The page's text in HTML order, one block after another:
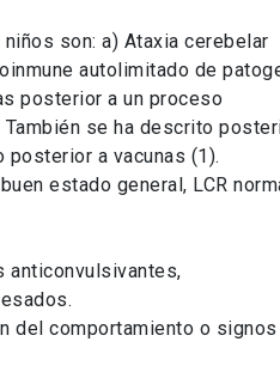
son: a) Ataxia cerebelar
autolimitado de
posterior a un proceso
se ha descrito
posterior a vacunas (1).
estado general, LCR
anticonvulsivantes,
del comportamiento o signos